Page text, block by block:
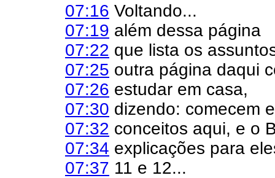
07:16 Voltando...
07:19 além dessa página
07:22 que lista os
07:25 outra página daqui
07:26 estudar em casa,
07:30 dizendo: comecem
07:32 conceitos aqui, e o
07:34 explicações para
07:37 11 e 12...